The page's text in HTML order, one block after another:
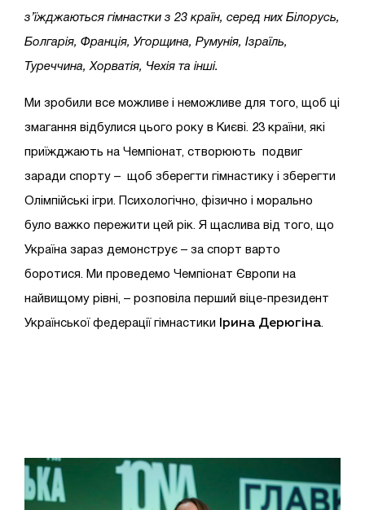
з’їжджаються гімнастки з 23 країн, серед них Білорусь,
Болгарія, Франція, Угорщина, Румунія, Ізраїль,
Туреччина, Хорватія, Чехія та інші.
Ми зробили все можливе і неможливе для того, щоб ці
змагання відбулися цього року в Києві. 23 країни, які
приїжджають на Чемпіонат, створюють подвиг
заради спорту – щоб зберегти гімнастику і зберегти
Олімпійські ігри. Психологічно, фізично і морально
було важко пережити цей рік. Я щаслива від того, що
Україна зараз демонструє – за спорт варто
боротися. Ми проведемо Чемпіонат Європи на
найвищому рівні, – розповіла перший віце-президент
Української федерації гімнастики Ірина Дерюгіна